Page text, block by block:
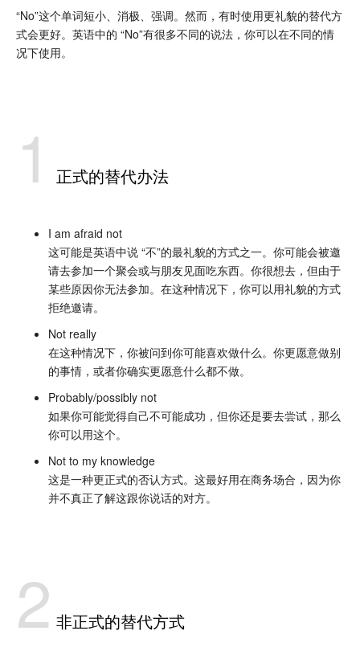
“No”这个单词短小、消极、强调。然而，有时使用更礼貌的替代方
式会更好。英语中的 “No”有很多不同的说法，你可以在不同的情
况下使用。
1 正式的替代办法
I am afraid not
这可能是英语中说 “不”的最礼貌的方式之一。你可能会被邀
请去参加一个聚会或与朋友见面吃东西。你很想去，但由于
某些原因你无法参加。在这种情况下，你可以用礼貌的方式
拒绝邀请。
Not really
在这种情况下，你被问到你可能喜欢做什么。你更愿意做别
的事情，或者你确实更愿意什么都不做。
Probably/possibly not
如果你可能觉得自己不可能成功，但你还是要去尝试，那么
你可以用这个。
Not to my knowledge
这是一种更正式的否认方式。这最好用在商务场合，因为你
并不真正了解这跟你说话的对方。
2 非正式的替代方式